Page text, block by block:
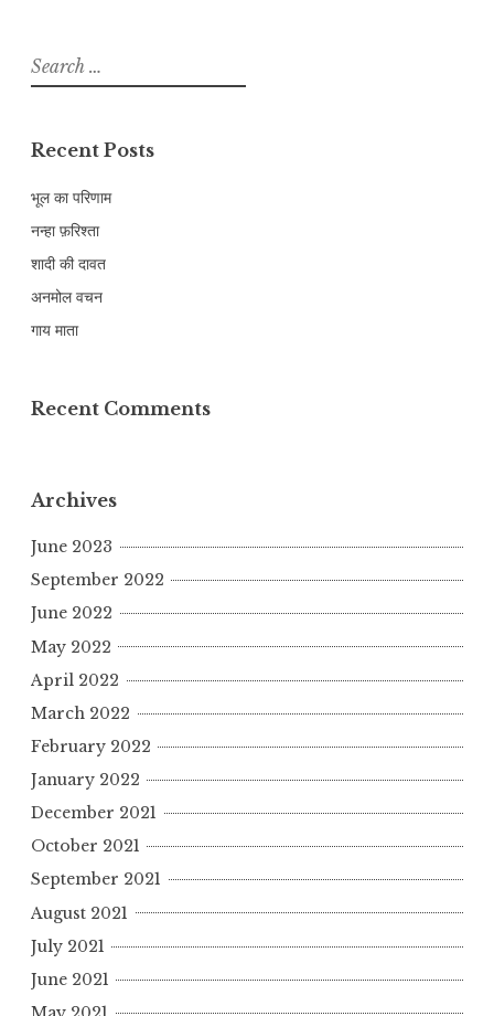
Search
for:
Recent Posts
भूल का परिणाम
नन्हा फ़रिश्ता
शादी की दावत
अनमोल वचन
गाय माता
Recent Comments
Archives
June 2023
September 2022
June 2022
May 2022
April 2022
March 2022
February 2022
January 2022
December 2021
October 2021
September 2021
August 2021
July 2021
June 2021